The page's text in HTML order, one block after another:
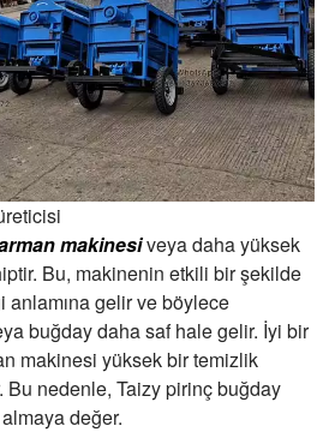
makinesiveya daha yüksek
Bu, makinenin etkili bir şekilde
gelir ve böylece
buğday daha saf hale gelir. İyi bir
makinesi yüksek bir temizlik
Bu nedenle, Taizy pirinç buğday
değer.